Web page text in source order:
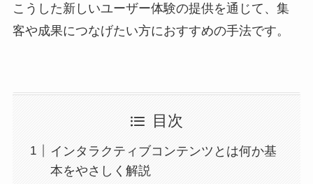
こうした新しいユーザー体験の提供を通じて、集
客や成果につなげたい方におすすめの手法です。
目次
インタラクティブコンテンツとは何か基
本をやさしく解説